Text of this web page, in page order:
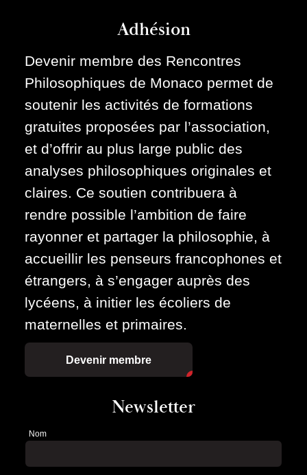
Adhésion
Devenir membre des Rencontres
Philosophiques de Monaco permet de
soutenir les activités de formations
gratuites proposées par l’association,
et d’offrir au plus large public des
analyses philosophiques originales et
claires. Ce soutien contribuera à
rendre possible l’ambition de faire
rayonner et partager la philosophie, à
accueillir les penseurs francophones et
étrangers, à s’engager auprès des
lycéens, à initier les écoliers de
maternelles et primaires.
Devenir membre
Newsletter
Newsletter
Nom